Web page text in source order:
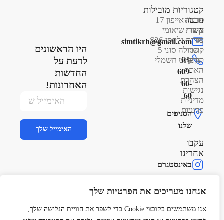
אנחנו מעריכים את הפרטיות שלך
אנו משתמשים בקובצי Cookie כדי לשפר את חוויית הגלישה שלך,
פרטי
קשר
simtikrh@gmail.com
03-
609-
60-
60
הסניפים
שלנו
עקבו
אחרינו
באינסטגרם
חברה
אודות
צור
קשר
תקנון
האתר
הצהרת
נגישות
מדיניות
פרטיות
קטגוריות מובילות
סדרת אייפון 17
מוצרי שיאומי
סדרת גלקסי S26
קונסולה סוני 5
קורקינט חשמלי
היו הראשונים
לדעת על
החדשות
האחרונות!
האימייל שלך